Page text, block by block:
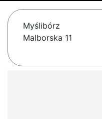
Myślibórz
Malborska 11